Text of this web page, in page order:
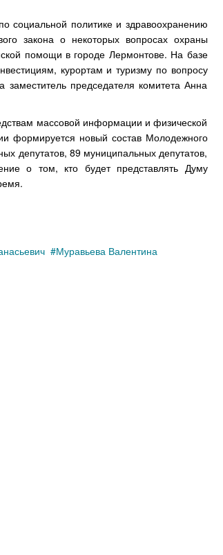
социальной политике и здравоохранению
закона о некоторых вопросах охраны
помощи в городе Лермонтове. На базе
курортам и туризму по вопросу
заместитель председателя комитета Анна
массовой информации и физической
формируется новый состав Молодежного
депутатов, 89 муниципальных депутатов,
о том, кто будет представлять Думу
Муравьева Валентина